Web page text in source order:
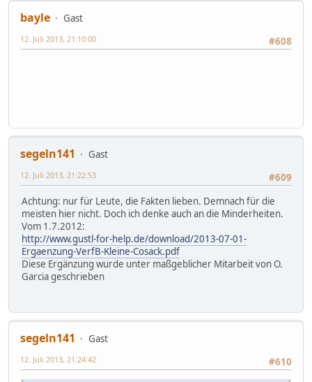
bayle
Gast
#608
12. Juli 2013, 21:10:00
segeln141
Gast
#609
12. Juli 2013, 21:22:53
Achtung: nur für Leute, die Fakten lieben. Demnach für die
meisten hier nicht. Doch ich denke auch an die Minderheiten.
Vom 1.7.2012:
http://www.gustl-for-help.de/download/2013-07-01-
Ergaenzung-VerfB-Kleine-Cosack.pdf
Diese Ergänzung wurde unter maßgeblicher Mitarbeit von O.
Garcia geschrieben
segeln141
Gast
#610
12. Juli 2013, 21:24:42